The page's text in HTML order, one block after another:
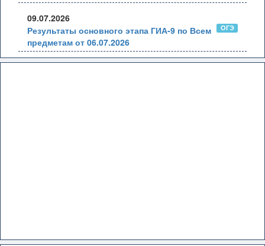
09.07.2026
ОГЭ
Результаты основного этапа ГИА-9 по Всем
предметам от 06.07.2026